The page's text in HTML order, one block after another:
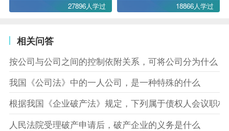
27896人学过 18866人学过
相关问答
按公司与公司之间的控制依附关系，可将公司分为什么
我国《公司法》中的一人公司，是一种特殊的什么
根据我国《企业破产法》规定，下列属于债权人会议职
人民法院受理破产申请后，破产企业的义务是什么